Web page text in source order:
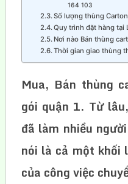
164 103
Số lượng thùng
Quy trình đặt hàng tại
Nơi nào Bán thùng
Thời gian giao thùng
Mua, Bán thùng
gói quận 1. Từ
đã làm nhiều
nói là cả một khối
của công việc